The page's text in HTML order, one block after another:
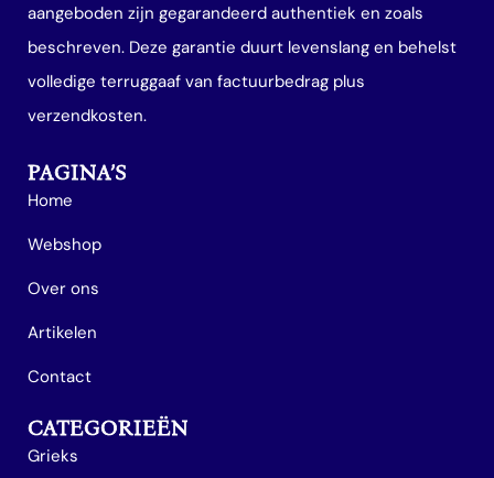
aangeboden zijn gegarandeerd authentiek en zoals
beschreven. Deze garantie duurt levenslang en behelst
volledige terruggaaf van factuurbedrag plus
verzendkosten.
PAGINA’S
Home
Webshop
Over ons
Artikelen
Contact
CATEGORIEËN
Grieks